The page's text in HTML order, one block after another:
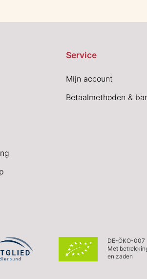
Service
Mijn account
Betaalmethoden &
DE-ÖKO-007
Met
en zaden